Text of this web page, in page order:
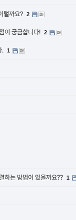
럴까요? 2
이 궁금합니다! 2
. 1
는 방법이 있을까요?? 1